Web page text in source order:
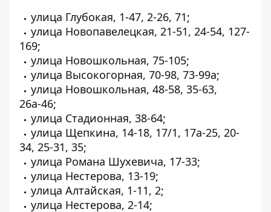
улица Глубокая, 1-47, 2-26, 71;
улица Новопавелецкая, 21-51, 24-54, 127-
169;
улица Новошкольная, 75-105;
улица Высокогорная, 70-98, 73-99а;
улица Новошкольная, 48-58, 35-63,
26а-46;
улица Стадионная, 38-64;
улица Щепкина, 14-18, 17/1, 17а-25, 20-
34, 25-31, 35;
улица Романа Шухевича, 17-33;
улица Нестерова, 13-19;
улица Алтайская, 1-11, 2;
улица Нестерова, 2-14;